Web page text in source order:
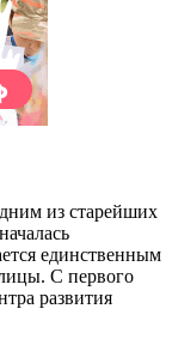
из старейших
единственным
С первого
развития